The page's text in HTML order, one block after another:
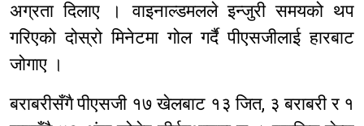
अग्रता दिलाए । वाइनाल्डमलले इन्जुरी समयको थप
गरिएको दोस्रो मिनेटमा गोल गर्दै पीएसजीलाई हारबाट
जोगाए ।
बराबरीसँगै पीएसजी १७ खेलबाट १३ जित, ३ बराबरी र १